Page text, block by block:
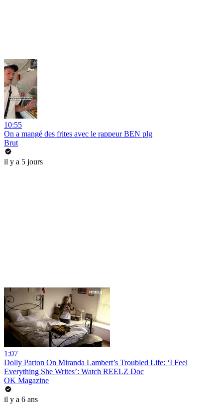
10:55
On a mangé des frites avec le rappeur BEN plg
Brut
il y a 5 jours
1:07
Dolly Parton On Miranda Lambert’s Troubled Life: ‘I Feel
Everything She Writes’: Watch REELZ Doc
OK Magazine
il y a 6 ans